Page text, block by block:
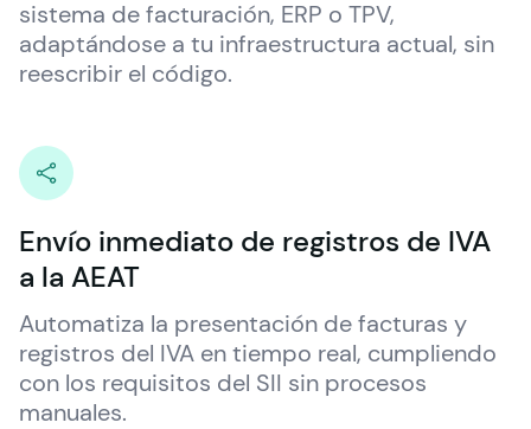
sistema de facturación, ERP o TPV,
adaptándose a tu infraestructura actual, sin
reescribir el código.
Envío inmediato de registros de IVA
a la AEAT
Automatiza la presentación de facturas y
registros del IVA en tiempo real, cumpliendo
con los requisitos del SII sin procesos
manuales.